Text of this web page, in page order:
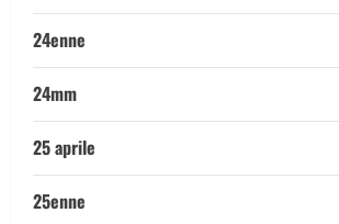
24enne
24mm
25 aprile
25enne